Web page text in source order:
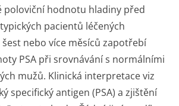
poloviční hodnotu hladiny před
pacientů léčených
nebo více měsíců zapotřebí
PSA při srovnávání s normálními
mužů. Klinická interpretace viz
specifický antigen (PSA) a zjištění